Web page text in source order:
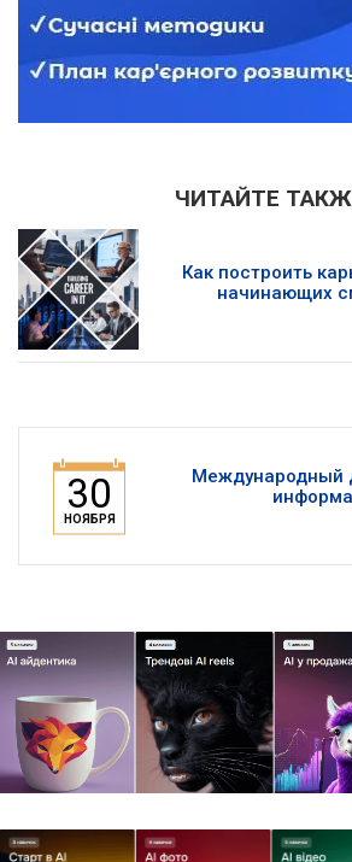
ЧИТАЙТЕ
Как построить
начинающих
30
НОЯБРЯ
Международный